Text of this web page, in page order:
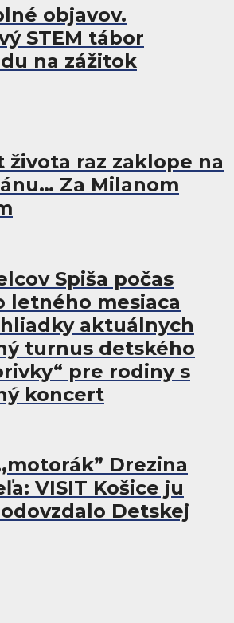
objavov.
STEM tábor
na zážitok
života raz zaklope na
Za Milanom
Spiša počas
letného mesiaca
aktuálnych
turnus detského
pre rodiny s
koncert
Drezina
VISIT Košice ju
Detskej